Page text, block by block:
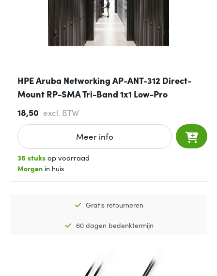
HPE Aruba Networking AP-ANT-312 Direct-
Mount RP-SMA Tri-Band 1x1 Low-Pro
18,50 excl. BTW
Meer info
36 stuksop voorraad
Morgen in huis
Gratis retourneren
60 dagen bedenktermijn